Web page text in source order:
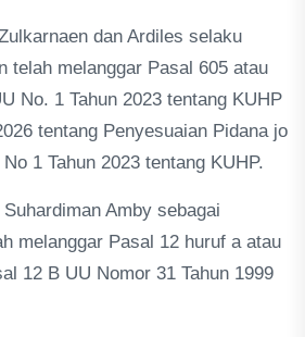
dan Ardiles selaku
telah melanggar Pasal 605 atau
No. 1 Tahun 2023 tentang KUHP
tentang Penyesuaian Pidana jo
1 Tahun 2023 tentang KUHP.
Amby sebagai
melanggar Pasal 12 huruf a atau
12 B UU Nomor 31 Tahun 1999